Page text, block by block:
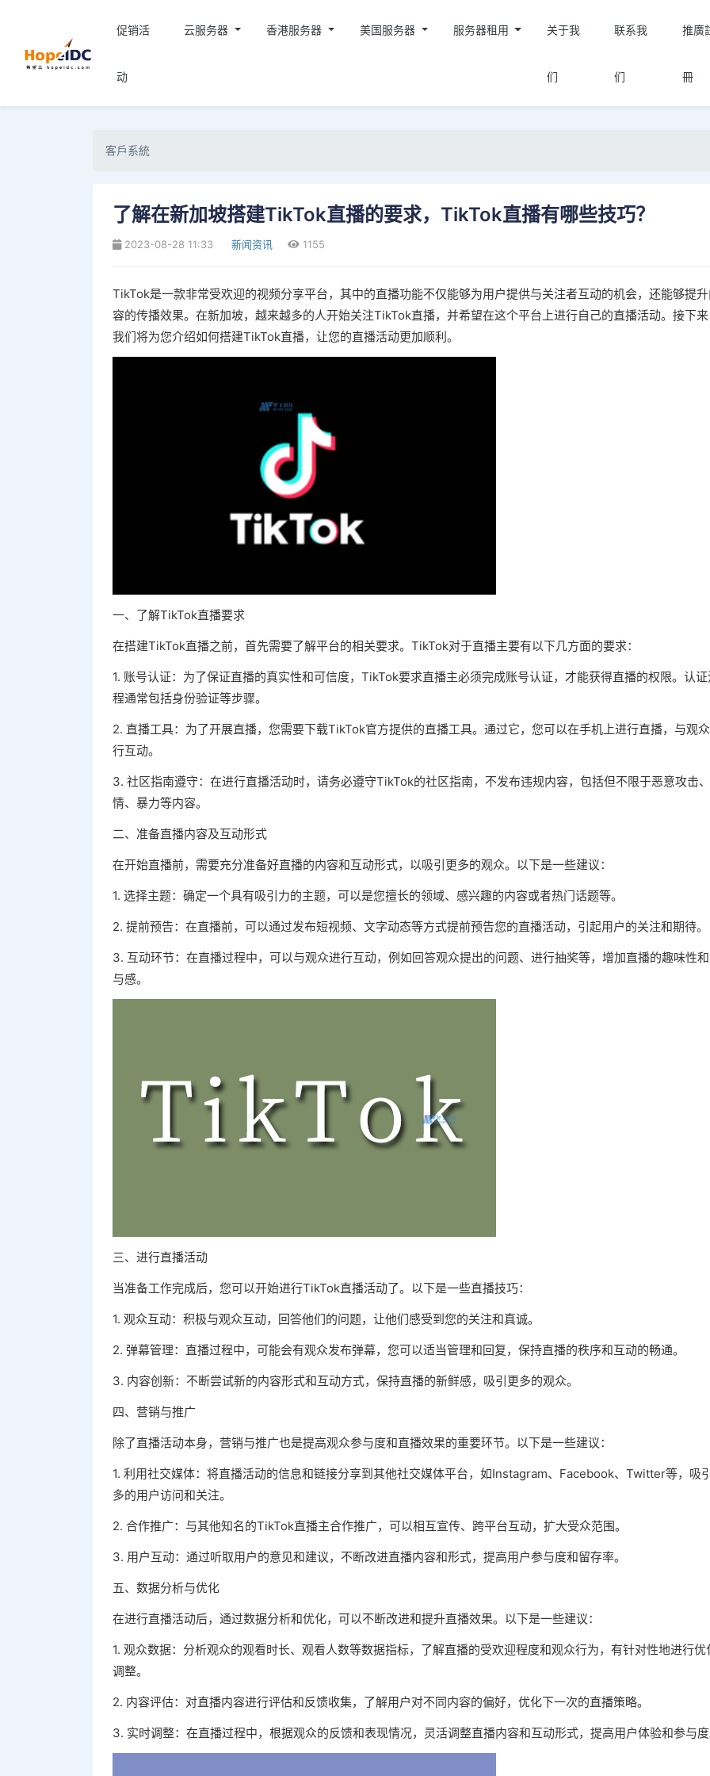
促销活
动
云服务器 香港服务器 美国服务器 服务器租用 关于我
们
联系我
们
推廣
冊
客戶系統
了解在新加坡搭建TikTok直播的要求，TikTok直播有哪些技巧？
2023-08-28 11:33 新闻资讯 1155
TikTok是一款非常受欢迎的视频分享平台，其中的直播功能不仅能够为用户提供与关注者互动的机会，还能够提
容的传播效果。在新加坡，越来越多的人开始关注TikTok直播，并希望在这个平台上进行自己的直播活动。接下来
我们将为您介绍如何搭建TikTok直播，让您的直播活动更加顺利。
一、了解TikTok直播要求
在搭建TikTok直播之前，首先需要了解平台的相关要求。TikTok对于直播主要有以下几方面的要求：
1. 账号认证：为了保证直播的真实性和可信度，TikTok要求直播主必须完成账号认证，才能获得直播的权限。认
程通常包括身份验证等步骤。
2. 直播工具：为了开展直播，您需要下载TikTok官方提供的直播工具。通过它，您可以在手机上进行直播，与观
行互动。
3. 社区指南遵守：在进行直播活动时，请务必遵守TikTok的社区指南，不发布违规内容，包括但不限于恶意攻击
情、暴力等内容。
二、准备直播内容及互动形式
在开始直播前，需要充分准备好直播的内容和互动形式，以吸引更多的观众。以下是一些建议：
1. 选择主题：确定一个具有吸引力的主题，可以是您擅长的领域、感兴趣的内容或者热门话题等。
2. 提前预告：在直播前，可以通过发布短视频、文字动态等方式提前预告您的直播活动，引起用户的关注和期待。
3. 互动环节：在直播过程中，可以与观众进行互动，例如回答观众提出的问题、进行抽奖等，增加直播的趣味性
与感。
三、进行直播活动
当准备工作完成后，您可以开始进行TikTok直播活动了。以下是一些直播技巧：
1. 观众互动：积极与观众互动，回答他们的问题，让他们感受到您的关注和真诚。
2. 弹幕管理：直播过程中，可能会有观众发布弹幕，您可以适当管理和回复，保持直播的秩序和互动的畅通。
3. 内容创新：不断尝试新的内容形式和互动方式，保持直播的新鲜感，吸引更多的观众。
四、营销与推广
除了直播活动本身，营销与推广也是提高观众参与度和直播效果的重要环节。以下是一些建议：
1. 利用社交媒体：将直播活动的信息和链接分享到其他社交媒体平台，如Instagram、Facebook、Twitter等，吸
多的用户访问和关注。
2. 合作推广：与其他知名的TikTok直播主合作推广，可以相互宣传、跨平台互动，扩大受众范围。
3. 用户互动：通过听取用户的意见和建议，不断改进直播内容和形式，提高用户参与度和留存率。
五、数据分析与优化
在进行直播活动后，通过数据分析和优化，可以不断改进和提升直播效果。以下是一些建议：
1. 观众数据：分析观众的观看时长、观看人数等数据指标，了解直播的受欢迎程度和观众行为，有针对性地进行优
调整。
2. 内容评估：对直播内容进行评估和反馈收集，了解用户对不同内容的偏好，优化下一次的直播策略。
3. 实时调整：在直播过程中，根据观众的反馈和表现情况，灵活调整直播内容和互动形式，提高用户体验和参与度